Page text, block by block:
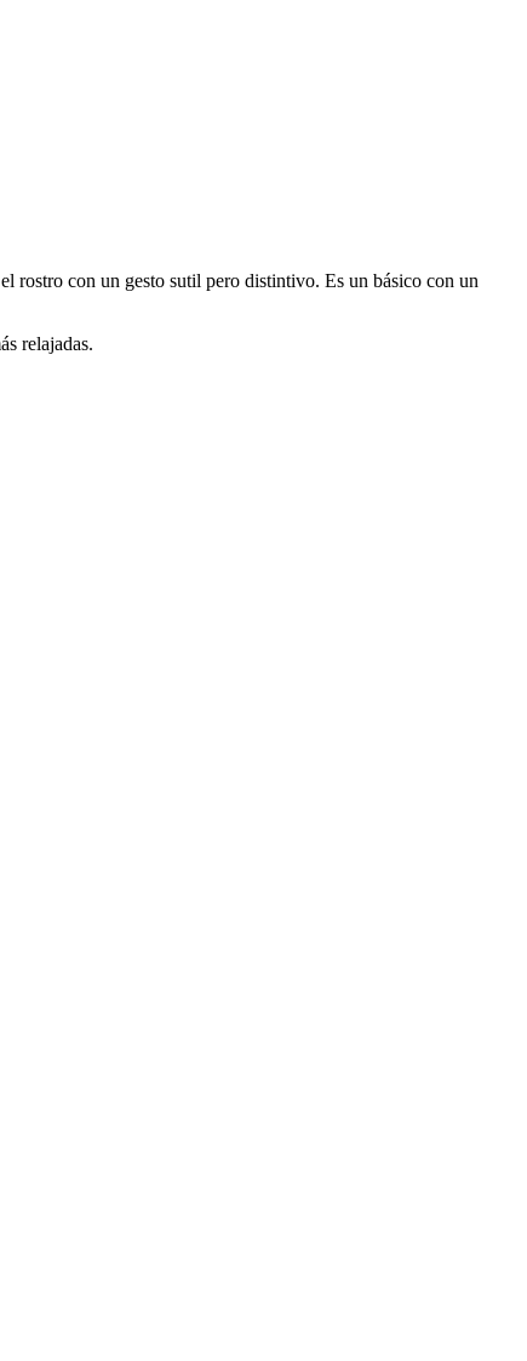
rostro con un gesto sutil pero distintivo. Es un básico con un
relajadas.